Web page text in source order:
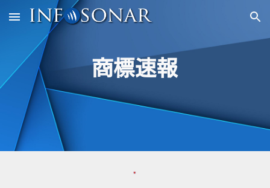
Skip to main content Skip to navigation
商標速報